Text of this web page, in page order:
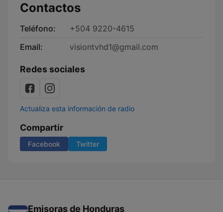
Contactos
Teléfono:
+504 9220-4615
Email:
visiontvhd1@gmail.com
Redes sociales
Actualiza esta información de radio
Compartir
Facebook Twitter
Emisoras de Honduras